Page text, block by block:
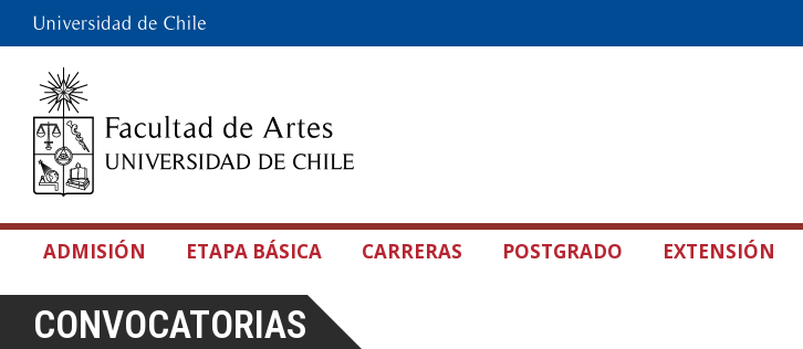
ADMISIÓN ETAPA BÁSICA CARRERAS POSTGRADO EXTENSIÓN
CONVOCATORIAS